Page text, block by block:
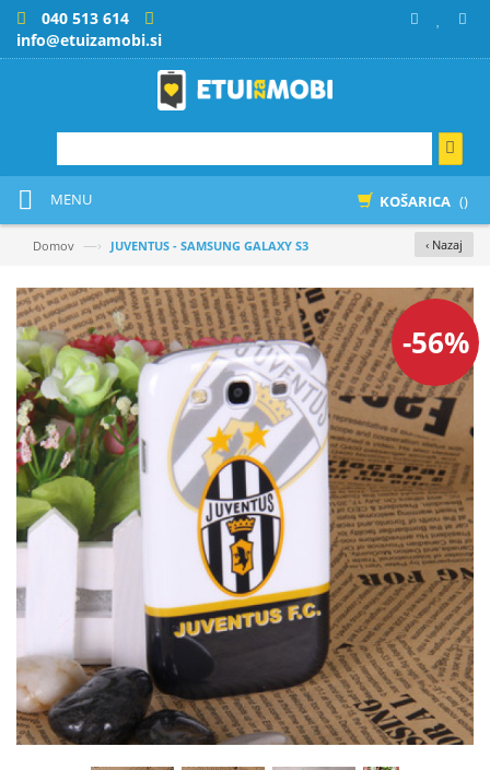
040 513 614
info@etuizamobi.si
KOŠARICA ()
MENU
‹ Nazaj
Domov —› JUVENTUS - SAMSUNG GALAXY S3
-56%